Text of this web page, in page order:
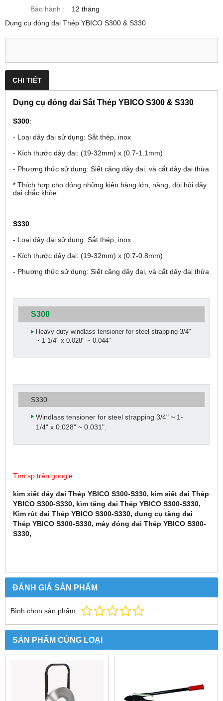
Bảo hành :
12 tháng
Dụng cụ đóng đai Thép YBICO S300 & S330
CHI TIẾT
Dụng cụ đóng đai Sắt Thép YBICO S300 & S330
S300:
- Loại dây đai sử dụng: Sắt thép, inox
- Kích thước dây đai: (19-32mm) x (0.7-1.1mm)
- Phương thức sử dụng: Siết căng dây đai, và cắt dây đai thừa
* Thích hợp cho đóng những kiện hàng lớn, nặng, đòi hỏi dây
dai chắc khỏe
S330:
- Loại dây đai sử dụng: Sắt thép, inox
- Kích thước dây đai: (19-32mm) x (0.7-0.8mm)
- Phương thức sử dụng: Siết căng dây đai, và cắt dây đai thừa
S300
Heavy duty windlass tensioner for steel strapping 3/4"
~ 1-1/4" x 0.028" ~ 0.044"
S330
Windlass tensioner for steel strapping 3/4" ~ 1-
1/4" x 0.028" ~ 0.031".
Tìm sp trên google:
kìm xiết dây đai Thép YBICO S300-S330, kìm siết đai Thép
YBICO S300-S330, kìm tăng đai Thép YBICO S300-S330,
Kìm rút đai Thép YBICO S300-S330, dụng cụ tăng đai
Thép YBICO S300-S330, máy đóng đai Thép YBICO S300-
S330,
ĐÁNH GIÁ SẢN PHẨM
Bình chọn sản phẩm:
SẢN PHẨM CÙNG LOẠI